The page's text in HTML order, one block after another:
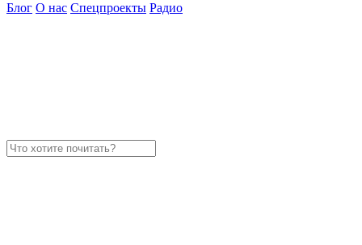
Блог О нас Спецпроекты Радио